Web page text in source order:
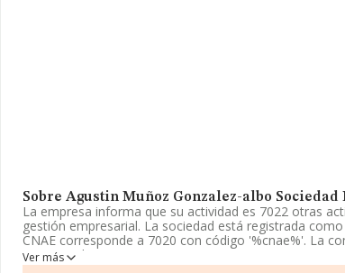
Sobre Agustin Muñoz Gonzalez-albo
La empresa informa que su actividad es 7022 otras
gestión empresarial. La sociedad está registrada
CNAE corresponde a 7020 con código '%cnae%'. La
en mercados exteriores.
Ver más